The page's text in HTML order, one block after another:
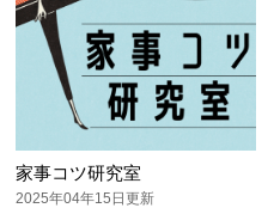
家事コツ研究室
2025年04年15日更新